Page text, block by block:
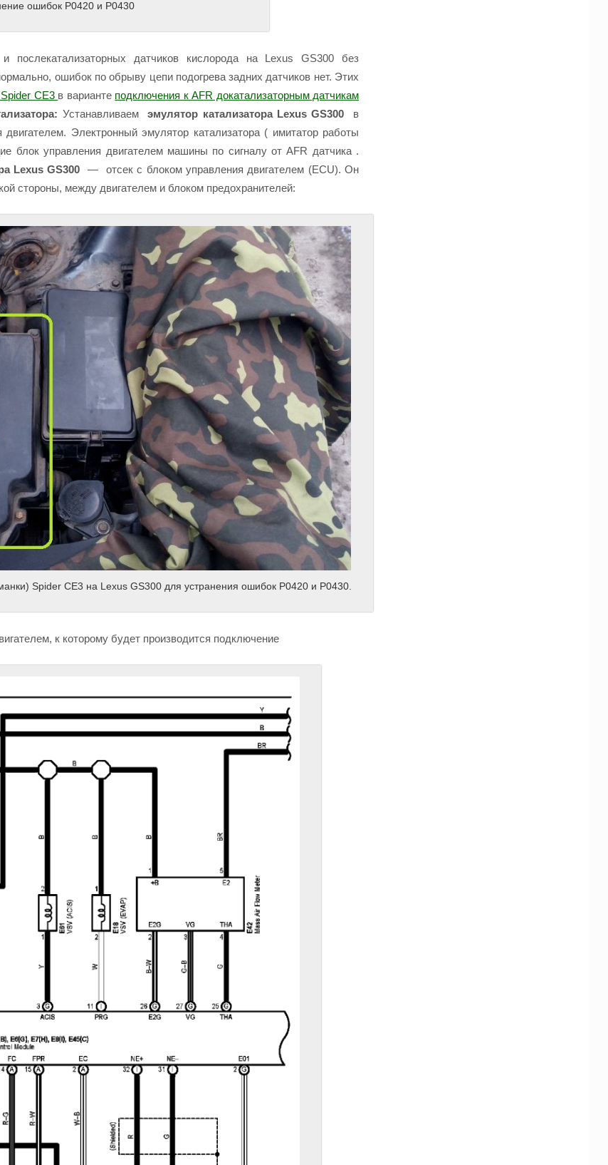
ошибок P0420 и P0430
послекатализаторных датчиков кислорода на Lexus GS300 без
ошибок по обрыву цепи подогрева задних датчиков нет. Этих
CE3 в варианте подключения к AFR докатализаторным датчикам
Устанавливаемэмулятор катализатора Lexus GS300 в
Электронный эмулятор катализатора ( имитатор работы
блок управления двигателем машины по сигналу от AFR датчика .
Lexus GS300 — отсек с блоком управления двигателем (ECU). Он
стороны, между двигателем и блоком предохранителей:
Spider CE3 на Lexus GS300 для устранения ошибок P0420 и P0430.
к которому будет производится подключение